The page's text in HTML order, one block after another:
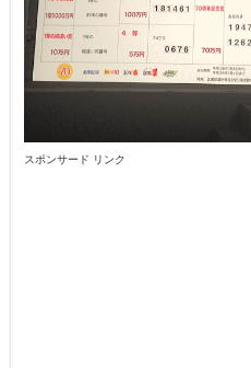
スポンサード リンク